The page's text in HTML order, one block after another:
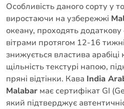
Особливість даного сорту у
виростаючи на узбережжі
океану, проходять
вітрами протягом 12-16
знижується властива арабіці
щільність текстурі напою,
пряні відтінки. Кава India
Malabar має сертифікат GI
який підтверджує